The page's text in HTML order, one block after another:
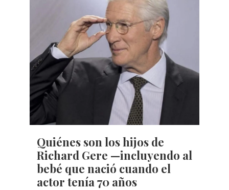
Quiénes son los hijos de
Richard Gere —incluyendo al
bebé que nació cuando el
actor tenía 70 años